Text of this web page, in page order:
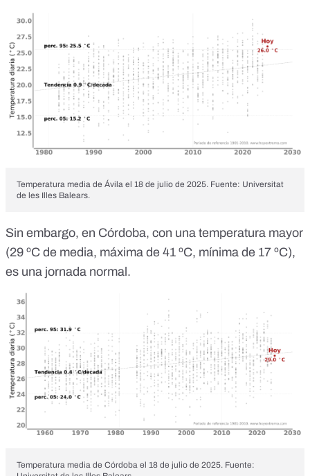
Temperatura media de Ávila el 18 de julio de 2025. Fuente: Universitat
de les Illes Balears.
Sin embargo, en Córdoba, con una temperatura mayor
(29 ºC de media, máxima de 41 ºC, mínima de 17 ºC),
es una jornada normal.
Temperatura media de Córdoba el 18 de julio de 2025. Fuente: